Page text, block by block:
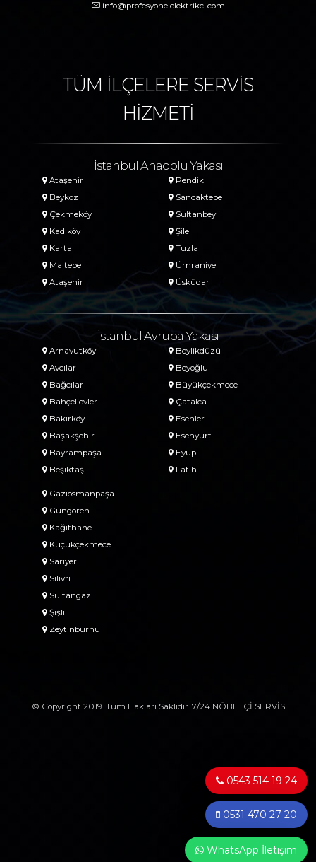
info@profesyonelelektrikci.com
TÜM İLÇELERE SERVİS
HİZMETİ
İstanbul Anadolu Yakası
Ataşehir
Beykoz
Çekmeköy
Kadıköy
Kartal
Maltepe
Ataşehir
Pendik
Sancaktepe
Sultanbeyli
Şile
Tuzla
Ümraniye
Üsküdar
İstanbul Avrupa Yakası
Arnavutköy
Avcılar
Bağcılar
Bahçelievler
Bakırköy
Başakşehir
Bayrampaşa
Beşiktaş
Beylikdüzü
Beyoğlu
Büyükçekmece
Çatalca
Esenler
Esenyurt
Eyüp
Fatih
Gaziosmanpaşa
Güngören
Kağıthane
Küçükçekmece
Sarıyer
Silivri
Sultangazi
Şişli
Zeytinburnu
© Copyright 2019. Tüm Hakları Saklıdır. 7/24 NÖBETÇİ SERVİS
0543 514 19 24
0531 470 27 20
WhatsApp İletişim